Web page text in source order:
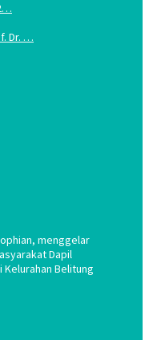
Dr. …
menggelar
Dapil
Belitung